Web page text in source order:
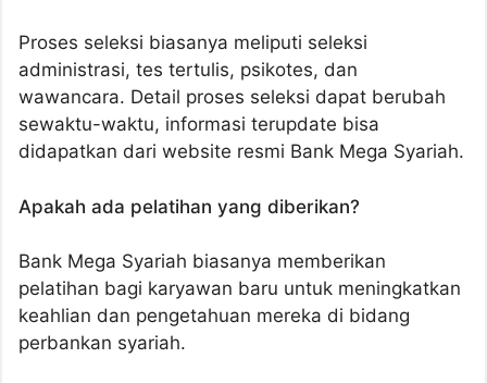
Proses seleksi biasanya meliputi seleksi
administrasi, tes tertulis, psikotes, dan
wawancara. Detail proses seleksi dapat berubah
sewaktu-waktu, informasi terupdate bisa
didapatkan dari website resmi Bank Mega Syariah.
Apakah ada pelatihan yang diberikan?
Bank Mega Syariah biasanya memberikan
pelatihan bagi karyawan baru untuk meningkatkan
keahlian dan pengetahuan mereka di bidang
perbankan syariah.